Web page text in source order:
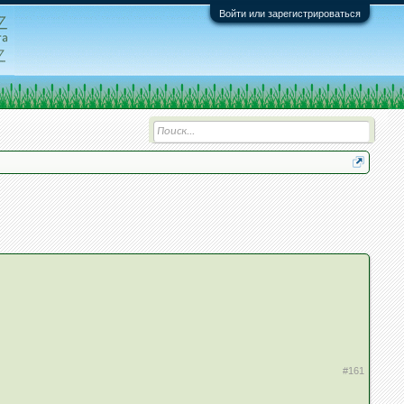
Войти или зарегистрироваться
#161